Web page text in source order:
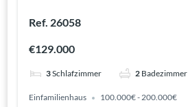
Ref. 26058
€129.000
3Schlafzimmer 2 Badezimmer
Einfamilienhaus 100.000€ - 200.000€